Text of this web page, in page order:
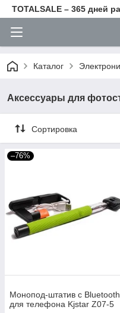
TOTALSALE – 365 дней
Каталог
Аксессуары для
Сортировка
–76%
Монопод-штатив с Bluetooth
для телефона Kjstar Z07-5